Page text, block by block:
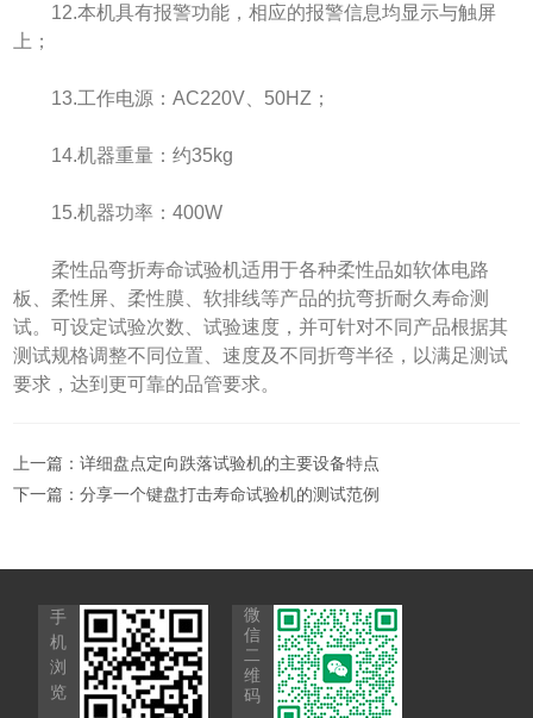
12.本机具有报警功能，相应的报警信息均显示与触屏
上；
13.工作电源：AC220V、50HZ；
14.机器重量：约35kg
15.机器功率：400W
柔性品弯折寿命试验机适用于各种柔性品如软体电路
板、柔性屏、柔性膜、软排线等产品的抗弯折耐久寿命测
试。可设定试验次数、试验速度，并可针对不同产品根据其
测试规格调整不同位置、速度及不同折弯半径，以满足测试
要求，达到更可靠的品管要求。
上一篇：详细盘点定向跌落试验机的主要设备特点
下一篇：分享一个键盘打击寿命试验机的测试范例
手
机
浏
览
微
信
二
维
码